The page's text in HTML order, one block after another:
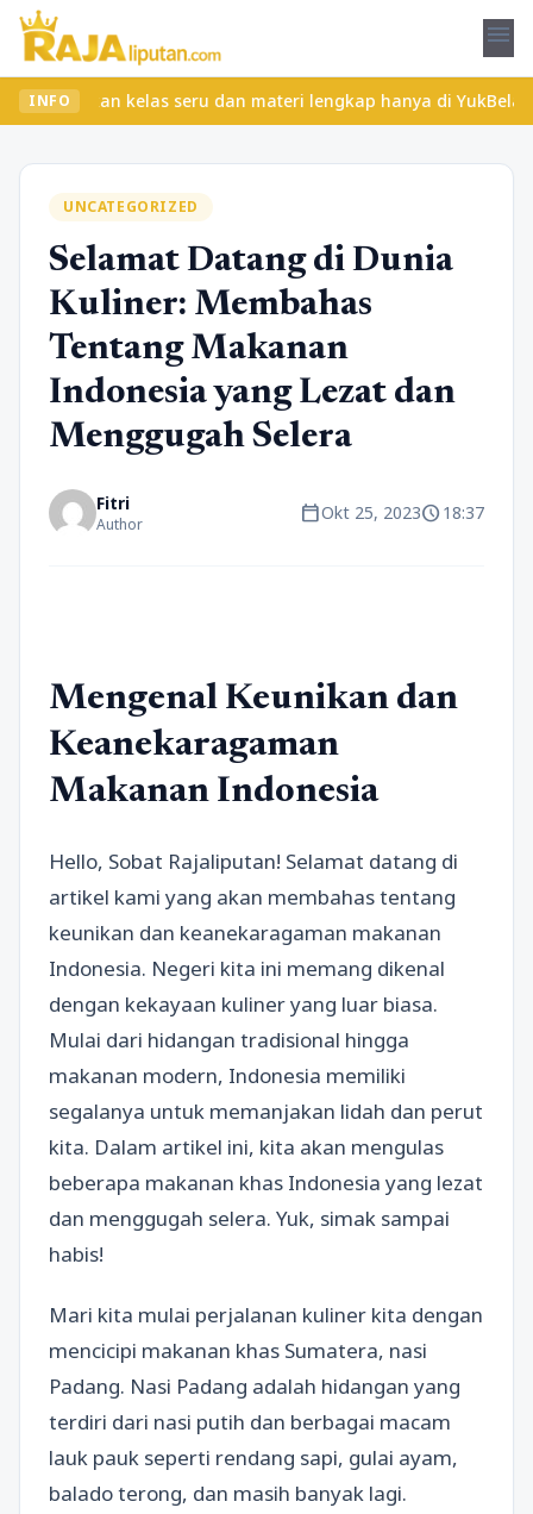
menu
INFOkelas seru dan materi lengkap hanya di
UNCATEGORIZED
Selamat Datang di Dunia
Kuliner: Membahas
Tentang Makanan
Indonesia yang Lezat dan
Menggugah Selera
Fitri
Author calendar_todayOkt 25, 2023schedule18:37
Mengenal Keunikan dan
Keanekaragaman
Makanan Indonesia
Hello, Sobat Rajaliputan! Selamat datang di
artikel kami yang akan membahas tentang
keunikan dan keanekaragaman makanan
Indonesia. Negeri kita ini memang dikenal
dengan kekayaan kuliner yang luar biasa.
Mulai dari hidangan tradisional hingga
makanan modern, Indonesia memiliki
segalanya untuk memanjakan lidah dan perut
kita. Dalam artikel ini, kita akan mengulas
beberapa makanan khas Indonesia yang lezat
dan menggugah selera. Yuk, simak sampai
habis!
Mari kita mulai perjalanan kuliner kita dengan
mencicipi makanan khas Sumatera, nasi
Padang. Nasi Padang adalah hidangan yang
terdiri dari nasi putih dan berbagai macam
lauk pauk seperti rendang sapi, gulai ayam,
balado terong, dan masih banyak lagi.